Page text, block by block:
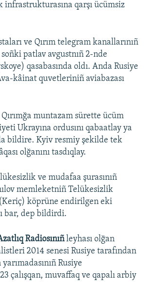
infrastrukturasına qarşı ücümsiz
ve Qırım telegram kanallarınıñ
patlav avgustnıñ 2-nde
qasabasında oldı. Anda Rusiye
kâinat quvetleriniñ aviabazası
muntazam sürette ücüm
Ukrayına ordusını qabaatlay ya
bildire. Kyiv resmiy şekilde tek
olğanını tasdıqlay.
ve mudafaa şurasınıñ
memleketniñ Telükesizlik
(Keriç) köprüne endirilgen eki
bar, dep bildirdi.
Radiosınıñleyhası olğan
2014 senesi Rusiye tarafından
Rusiye
çalışqan, muvaffaq ve qapalı arbiy